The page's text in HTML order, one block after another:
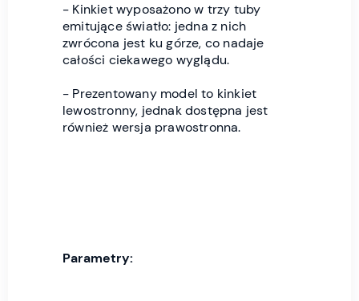
- Kinkiet wyposażono w trzy tuby
emitujące światło: jedna z nich
zwrócona jest ku górze, co nadaje
całości ciekawego wyglądu.
- Prezentowany model to kinkiet
lewostronny, jednak dostępna jest
również wersja prawostronna.
Parametry: